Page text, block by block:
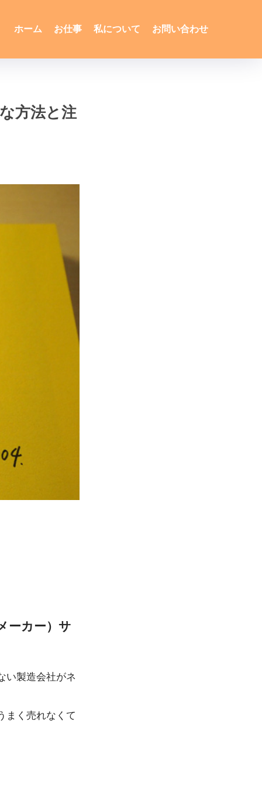
ホーム お仕事 私について お問い合わせ
方法と注
ーカー）サ
い製造会社がネ
まく売れなくて